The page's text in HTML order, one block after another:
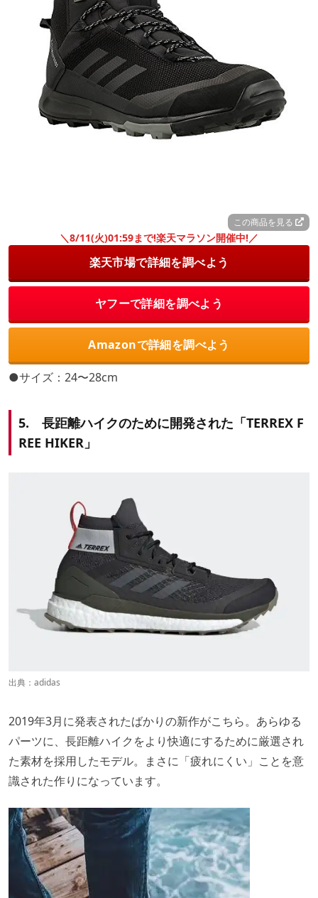
この商品を見る
＼8/11(火)01:59まで!楽天マラソン開催中!／
楽天市場で詳細を調べよう
ヤフーで詳細を調べよう
Amazonで詳細を調べよう
●サイズ：24〜28cm
5. 長距離ハイクのために開発された「TERREX F
REE HIKER」
出典： adidas
2019年3月に発表されたばかりの新作がこちら。あらゆる
パーツに、長距離ハイクをより快適にするために厳選され
た素材を採用したモデル。まさに「疲れにくい」ことを意
識された作りになっています。